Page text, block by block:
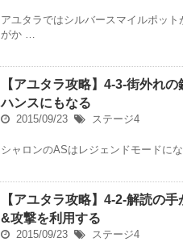
アユタラではシルバースマイルポッ
がか …
【アユタラ攻略】4-3-街外れ
ハンスにもなる
2015/09/23 ステージ4
シャロンのASはレジェンドモードに
【アユタラ攻略】4-2-解読の
&攻撃を利用する
2015/09/23 ステージ4